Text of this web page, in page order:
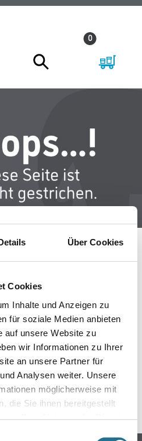
Über Cookies
Cookies
Inhalte und Anzeigen zu
für soziale Medien anbieten
auf unsere Website zu
wir Informationen zu Ihrer
an unsere Partner für
Analysen weiter. Unsere
möglicherweise mit
die Sie ihnen bereitgestellt
Ihrer Nutzung der Dienste
0
schon an der Lösung und
wie möglich beheben.
unseren Online-Shop
sich inspirieren.
ONLINE-SHOP